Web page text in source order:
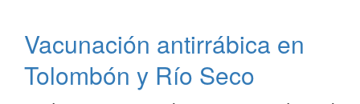
Manipulación
de
Alimentos
Vacunación antirrábica en
Tolombón y Río Seco